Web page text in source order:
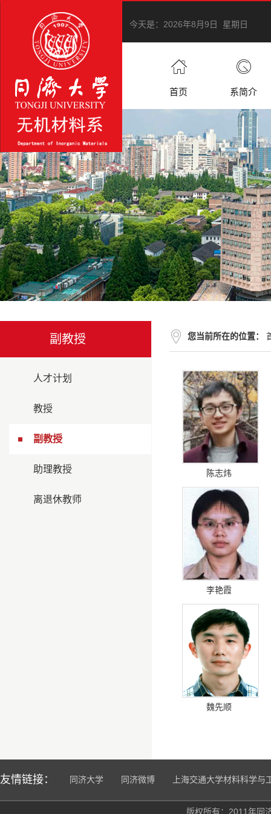
今天是： 2026年8月9日 星期日
首页 系简介
副教授
人才计划
教授
副教授
助理教授
离退休教师
您当前所在的位置：
陈志炜
李艳霞
魏先顺
友情链接： 同济大学 同济微博 上海交通大学材料科学与
版权所有：2011年同